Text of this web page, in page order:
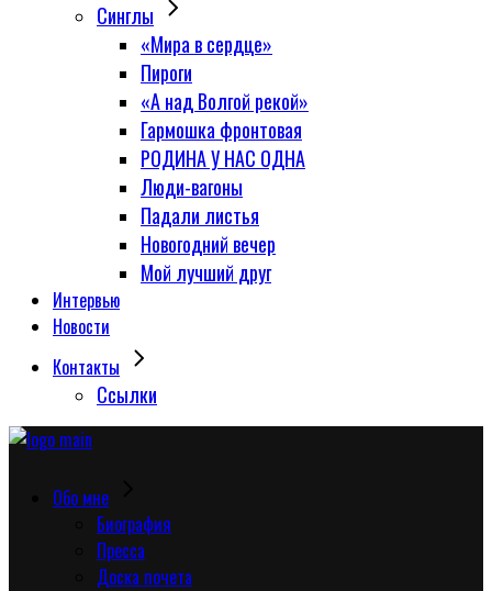
Синглы
«Мира в сердце»
Пироги
«А над Волгой рекой»
Гармошка фронтовая
РОДИНА У НАС ОДНА
Люди-вагоны
Падали листья
Новогодний вечер
Мой лучший друг
Интервью
Новости
Контакты
Сcылки
Обо мне
Биография
Пресса
Доска почета